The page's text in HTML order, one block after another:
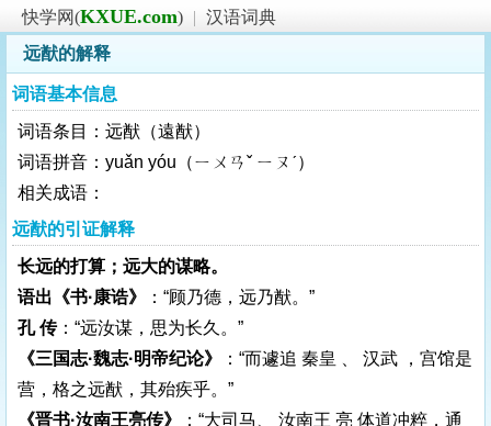
快学网(KXUE.com) | 汉语词典
远猷的解释
词语基本信息
词语条目：远猷（遠猷）
词语拼音：yuǎn yóu（ㄧㄨㄢˇ ㄧㄡˊ）
相关成语：
远猷的引证解释
长远的打算；远大的谋略。
语出《书·康诰》
：“顾乃德，远乃猷。”
孔 传：“远汝谋，思为长久。”
《三国志·魏志·明帝纪论》
：“而遽追 秦皇 、 汉武 ，宫馆是
营，格之远猷，其殆疾乎。”
《晋书·汝南王亮传》
：“大司马、 汝南王 亮 体道冲粹，通